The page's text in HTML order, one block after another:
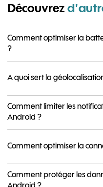
Découvrez
Comment optimiser la
?
A quoi sert la
Comment limiter les
Android ?
Comment optimiser la
Comment protéger les